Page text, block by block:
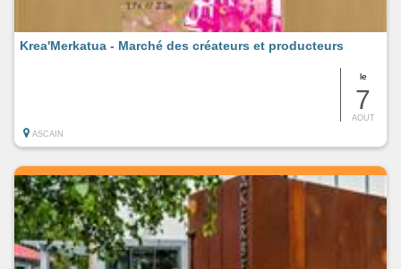
le
7
AOUT
Krea'Merkatua - Marché des créateurs et producteurs
ASCAIN